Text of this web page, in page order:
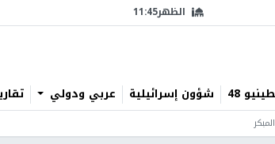
الظهر11:45
48 شؤون إسرائيلية عربي ودولي